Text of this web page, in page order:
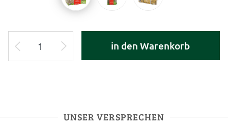
in den Warenkorb
UNSER VERSPRECHEN